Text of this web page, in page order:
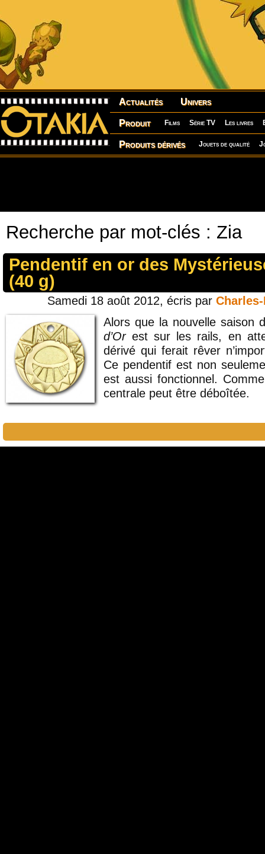
Actualités Univers
Produit Films Série TV Les livres
Produits dérivés Jouets de qualité
Recherche par mot-clés : Zia
Pendentif en or des
(40 g)
Samedi 18 août 2012, écris par
Alors que la nouvelle saison
d’Orest sur les rails, en
dérivé qui ferait rêver
Ce pendentif est non
est aussi fonctionnel.
centrale peut être déboîtée.